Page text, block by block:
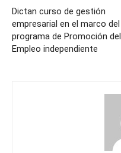
Dictan curso de gestión
empresarial en el marco del
programa de Promoción del
Empleo independiente